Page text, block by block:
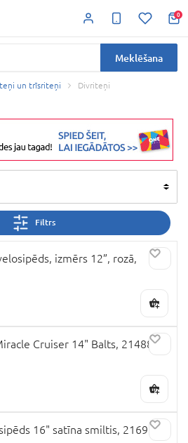
0
Meklēšana
un trīsriteņi Divriteņi
Filtrs
izmērs 12”, rozā,
Cruiser 14" Balts, 21488
16" satīna smiltis, 21691